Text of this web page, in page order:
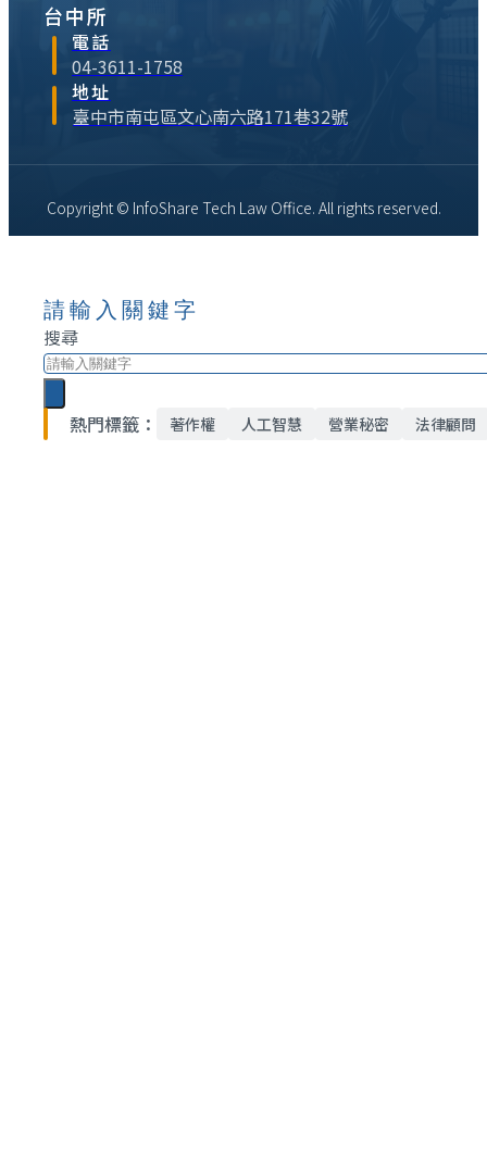
台中所
電話
04-3611-1758
地址
臺中市南屯區文心南六路171巷32號
Copyright © InfoShare Tech Law Office. All rights reserved.
請輸入關鍵字
搜尋
熱門標籤： 著作權 人工智慧 營業秘密 法律顧問